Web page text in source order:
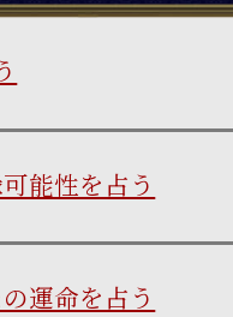
能性を占う
運命を占う